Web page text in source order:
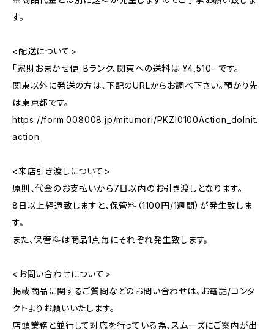
す。
<配送について>
「家財おまかせ便」Bランク、関東への送料は ¥4,510- です。
関東以外に発送の方は、下記のURLからお調べ下さい。預かり先
は東京都です。
https://form.008008.jp/mitumori/PKZI0100Action_doInit.
action
<来店引き渡しについて>
原則、代金のお支払いから7日以内のお引き渡しとなります。
8日以上経過致しますと、保管料（1100円/1週間）が発生致しま
す。
また、保管料は商品1点毎にそれぞれ発生致します。
<お問い合わせについて>
掲載商品に関するご質問などのお問い合わせは、お電話/コンタ
クトよりお願いいたします。
店頭業務と並行して対応を行っている為、スムーズにご案内が出